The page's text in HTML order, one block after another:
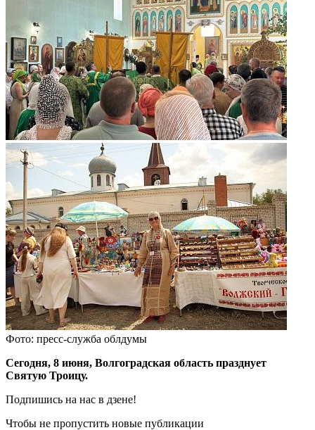
Фото: пресс-служба облдумы
Сегодня, 8 июня, Волгоградская область празднует
Святую Троицу.
Подпишись на нас в дзене!
Чтобы не пропустить новые публикации